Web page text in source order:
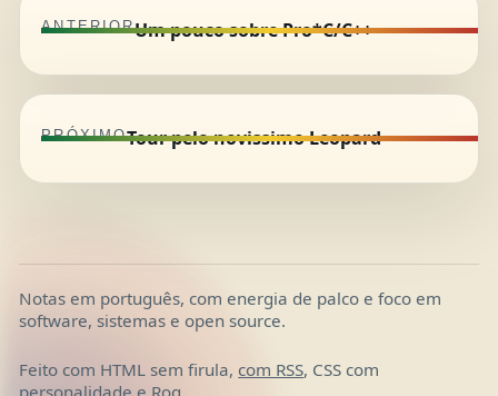
ANTERIORUm pouco sobre Pro*C/C++
PRÓXIMOTour pelo novissimo Leopard
Notas em português, com energia de palco e foco em
software, sistemas e open source.
Feito com HTML sem firula, com RSS, CSS com
personalidade e Roq.